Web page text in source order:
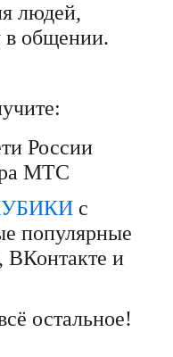
людей,
в общении.
России
МТС
с
популярные
ВКонтакте и
остальное!